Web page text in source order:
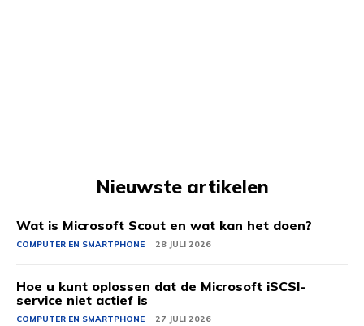
Nieuwste artikelen
Wat is Microsoft Scout en wat kan het doen?
COMPUTER EN SMARTPHONE 28 JULI 2026
Hoe u kunt oplossen dat de Microsoft iSCSI-
service niet actief is
COMPUTER EN SMARTPHONE 27 JULI 2026